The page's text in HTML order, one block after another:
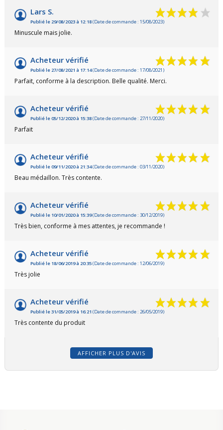
Lars S.
Publié le 29/08/2023 à 12:18(Date de commande : 15/08/2023)
Minuscule mais jolie.
Acheteur vérifié
Publié le 27/08/2021 à 17:14(Date de commande : 17/08/2021)
Parfait, conforme à la description. Belle qualité. Merci.
Acheteur vérifié
Publié le 05/12/2020 à 15:38(Date de commande : 27/11/2020)
Parfait
Acheteur vérifié
Publié le 09/11/2020 à 21:34(Date de commande : 03/11/2020)
Beau médaillon. Très contente.
Acheteur vérifié
Publié le 10/01/2020 à 15:39(Date de commande : 30/12/2019)
Très bien, conforme à mes attentes, je recommande !
Acheteur vérifié
Publié le 18/06/2019 à 20:35(Date de commande : 12/06/2019)
Très jolie
Acheteur vérifié
Publié le 31/05/2019 à 16:21 (Date de commande : 26/05/2019)
Très contente du produit
AFFICHER PLUS D'AVIS